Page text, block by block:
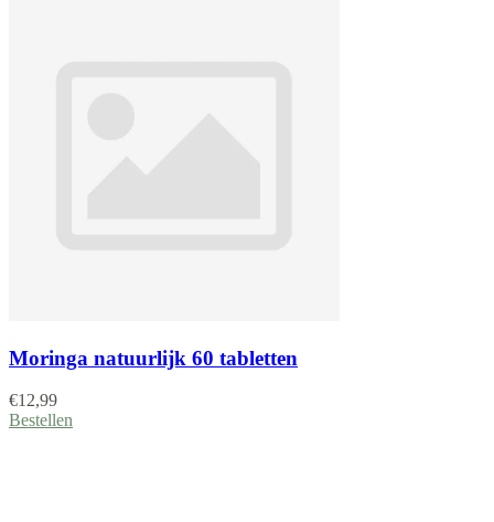
Moringa natuurlijk 60 tabletten
€12,99
Bestellen